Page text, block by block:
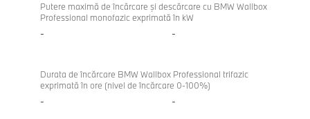
Putere maximă de încărcare şi descărcare cu BMW Wallbox
Professional monofazic exprimată în kW
- -
Durata de încărcare BMW Wallbox Professional trifazic
exprimată în ore (nivel de încărcare 0-100%)
- -